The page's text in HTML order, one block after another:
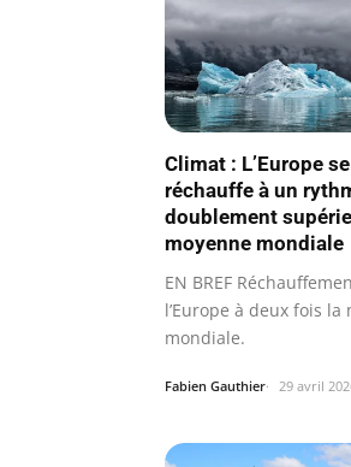
Climat : L’Europe se
réchauffe à un
doublement
moyenne mondiale
EN BREF
l’Europe à deux fois la
mondiale.
Fabien Gauthier 29 avril